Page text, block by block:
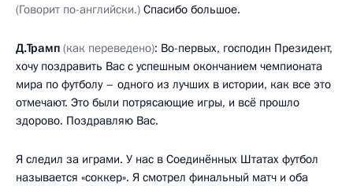
(Говорит по-английски.) Спасибо большое.
Д.Трамп (как переведено): Во-первых, господин Президент,
хочу поздравить Вас с успешным окончанием чемпионата
мира по футболу – одного из лучших в истории, как все это
отмечают. Это были потрясающие игры, и всё прошло
здорово. Поздравляю Вас.
Я следил за играми. У нас в Соединённых Штатах футбол
называется «соккер». Я смотрел финальный матч и оба